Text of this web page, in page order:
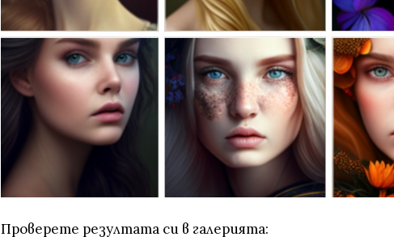
Проверете резултата си в галерията: